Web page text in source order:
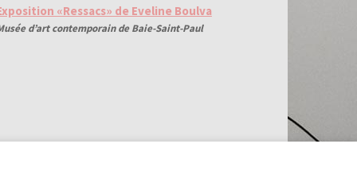
«Ressacs» de Eveline Boulva
d’art contemporain de Baie-Saint-Paul